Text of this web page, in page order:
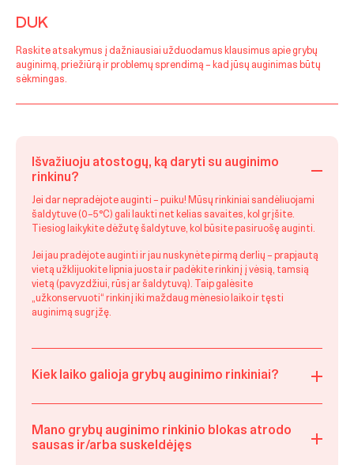
DUK
Raskite atsakymus į dažniausiai užduodamus klausimus apie grybų
auginimą, priežiūrą ir problemų sprendimą – kad jūsų auginimas būtų
sėkmingas.
Išvažiuoju atostogų, ką daryti su auginimo
rinkinu?
Jei dar nepradėjote auginti – puiku! Mūsų rinkiniai sandėliuojami
šaldytuve (0–5 °C) gali laukti net kelias savaites, kol grįšite.
Tiesiog laikykite dėžutę šaldytuve, kol būsite pasiruošę auginti.
Jei jau pradėjote auginti ir jau nuskynėte pirmą derlių – prapjautą
vietą užklijuokite lipnia juosta ir padėkite rinkinį į vėsią, tamsią
vietą (pavyzdžiui, rūsį ar šaldytuvą). Taip galėsite
„užkonservuoti“ rinkinį iki maždaug mėnesio laiko ir tęsti
auginimą sugrįžę.
Kiek laiko galioja grybų auginimo rinkiniai?
Mano grybų auginimo rinkinio blokas atrodo
sausas ir/arba suskeldėjęs